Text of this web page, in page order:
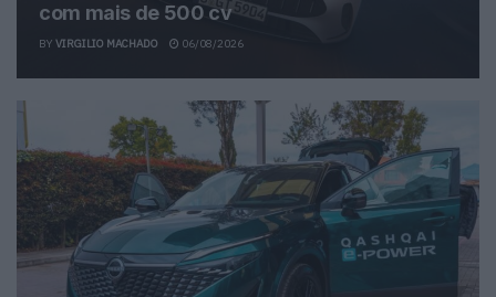
com mais de 500 cv
BY VIRGILIO MACHADO 06/08/2026